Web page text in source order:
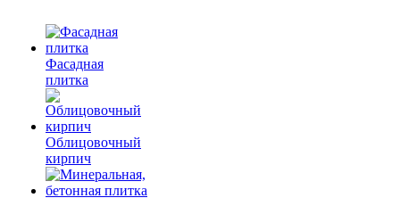
Фасадная
плитка
Облицовочный
кирпич